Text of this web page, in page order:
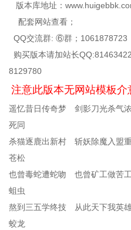
版本库地址：
配套网站查看；
QQ交流群: ⑥群；1061878723
购买版本请加站长
8129780
注意此版本无网站模板介
遥忆昔日传奇梦 剑影刀光杀气
死同
杀猫逐鹿出新村 斩妖除魔入
苍松
也曾毒蛇遭蛇吻 也曾矿工做苦
蛆虫
熬到三五学终技 从此天下我英
蛟龙